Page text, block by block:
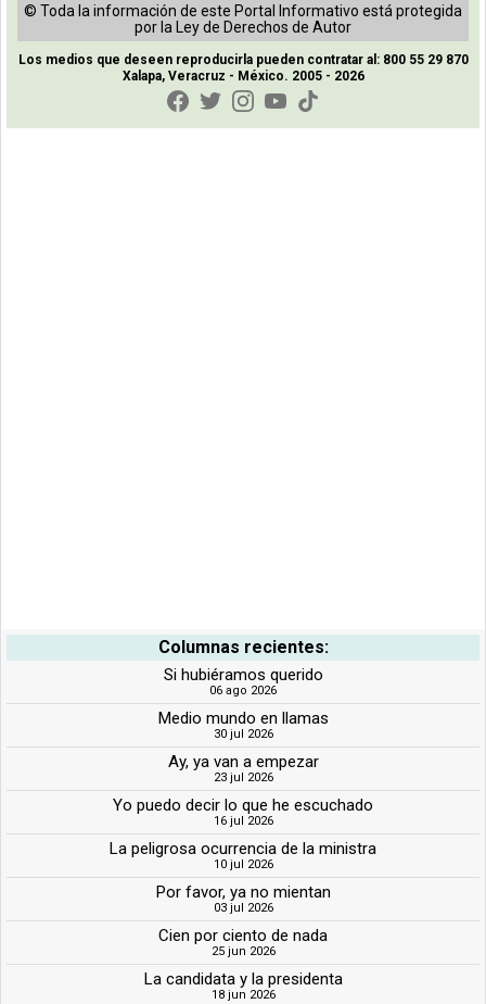
© Toda la información de este Portal Informativo está protegida
por la Ley de Derechos de Autor
Los medios que deseen reproducirla pueden contratar al: 800 55 29 870
Xalapa, Veracruz - México. 2005 - 2026
Columnas recientes:
Si hubiéramos querido
06 ago 2026
Medio mundo en llamas
30 jul 2026
Ay, ya van a empezar
23 jul 2026
Yo puedo decir lo que he escuchado
16 jul 2026
La peligrosa ocurrencia de la ministra
10 jul 2026
Por favor, ya no mientan
03 jul 2026
Cien por ciento de nada
25 jun 2026
La candidata y la presidenta
18 jun 2026